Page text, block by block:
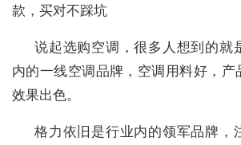
款，买对不踩坑
说起选购空调，很多人想到的就
内的一线空调品牌，空调用料好，产
效果出色。
格力依旧是行业内的领军品牌，